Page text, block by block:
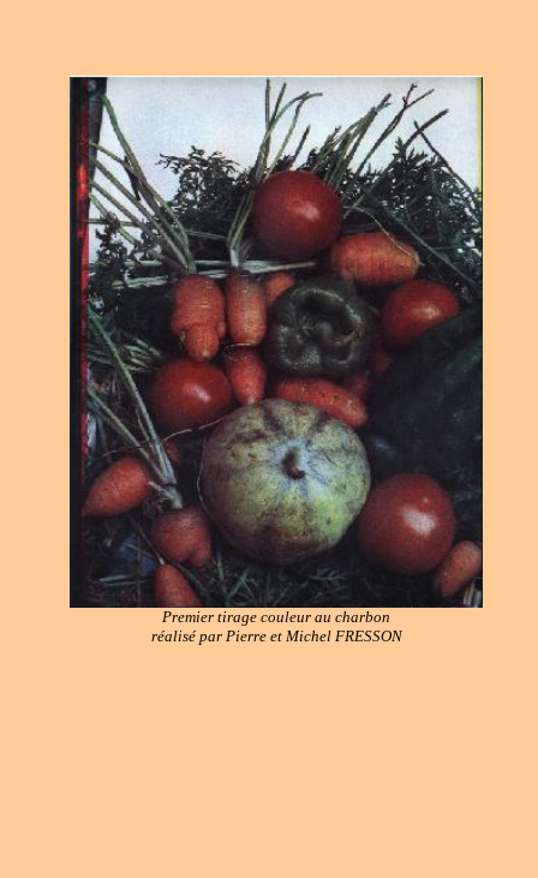
Premier tirage couleur au charbon
réalisé par Pierre et Michel FRESSON